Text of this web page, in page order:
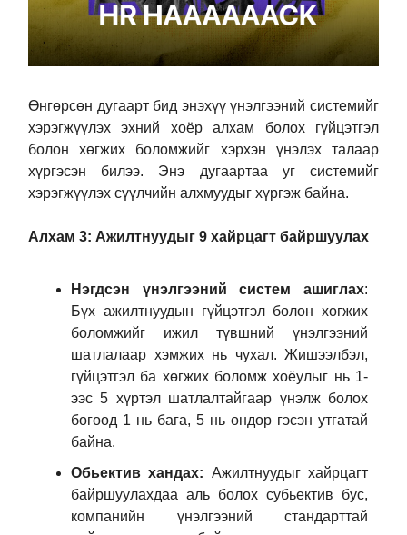
Өнгөрсөн дугаарт бид энэхүү үнэлгээний системийг
хэрэгжүүлэх эхний хоёр алхам болох гүйцэтгэл
болон хөгжих боломжийг хэрхэн үнэлэх талаар
хүргэсэн билээ. Энэ дугаартаа уг системийг
хэрэгжүүлэх сүүлчийн алхмуудыг хүргэж байна.
Алхам 3: Ажилтнуудыг 9 хайрцагт байршуулах
Нэгдсэн үнэлгээний систем ашиглах:
Бүх ажилтнуудын гүйцэтгэл болон хөгжих
боломжийг ижил түвшний үнэлгээний
шатлалаар хэмжих нь чухал. Жишээлбэл,
гүйцэтгэл ба хөгжих боломж хоёулыг нь 1-
ээс 5 хүртэл шатлалтайгаар үнэлж болох
бөгөөд 1 нь бага, 5 нь өндөр гэсэн утгатай
байна.
Обьектив хандах: Ажилтнуудыг хайрцагт
байршуулахдаа аль болох субьектив бус,
компанийн үнэлгээний стандарттай